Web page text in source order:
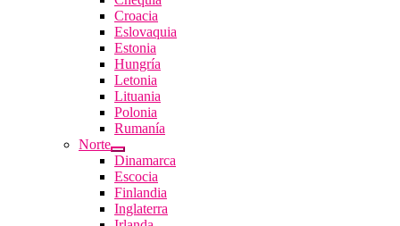
Croacia
Eslovaquia
Estonia
Hungría
Letonia
Lituania
Polonia
Rumanía
Norte
Dinamarca
Escocia
Finlandia
Inglaterra